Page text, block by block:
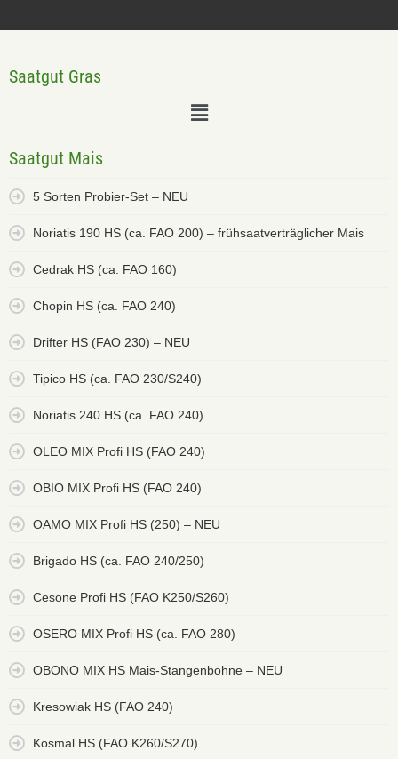
Saatgut Gras
Saatgut Mais
5 Sorten Probier-Set – NEU
Noriatis 190 HS (ca. FAO 200) – frühsaatverträglicher Mais
Cedrak HS (ca. FAO 160)
Chopin HS (ca. FAO 240)
Drifter HS (FAO 230) – NEU
Tipico HS (ca. FAO 230/S240)
Noriatis 240 HS (ca. FAO 240)
OLEO MIX Profi HS (FAO 240)
OBIO MIX Profi HS (FAO 240)
OAMO MIX Profi HS (250) – NEU
Brigado HS (ca. FAO 240/250)
Cesone Profi HS (FAO K250/S260)
OSERO MIX Profi HS (ca. FAO 280)
OBONO MIX HS Mais-Stangenbohne – NEU
Kresowiak HS (FAO 240)
Kosmal HS (FAO K260/S270)